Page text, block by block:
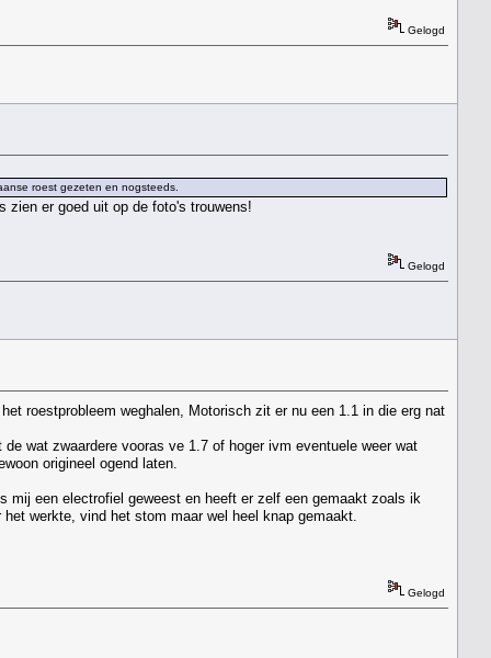
Gelogd
roest gezeten en nogsteeds.
zien er goed uit op de foto's trouwens!
Gelogd
roestprobleem weghalen, Motorisch zit er nu een 1.1 in die erg nat
wat zwaardere vooras ve 1.7 of hoger ivm eventuele weer wat
origineel ogend laten.
mij een electrofiel geweest en heeft er zelf een gemaakt zoals ik
werkte, vind het stom maar wel heel knap gemaakt.
Gelogd